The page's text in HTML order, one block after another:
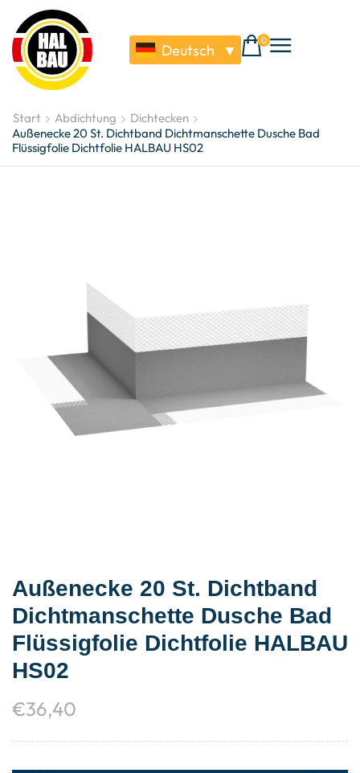
Deutsch ▼
0
Start Abdichtung
Dichtecken
Außenecke 20 St. Dichtband Dichtmanschette Dusche Bad
Flüssigfolie Dichtfolie HALBAU HS02
Außenecke 20 St. Dichtband
Dichtmanschette Dusche Bad
Flüssigfolie Dichtfolie HALBAU
HS02
€36,40